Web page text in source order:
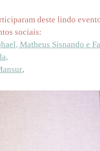
deste lindo
sociais:
Matheus Sisnando e
,